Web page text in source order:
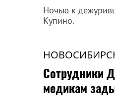
Ночью к
Купино.
Сотрудники
медикам